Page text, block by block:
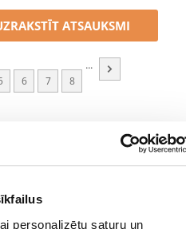
personalizētu saturu un
ATSAUKSMI
6 7 8
...
izdošanas datums 2025/07/11
un ir viegli iztīrīt pēc